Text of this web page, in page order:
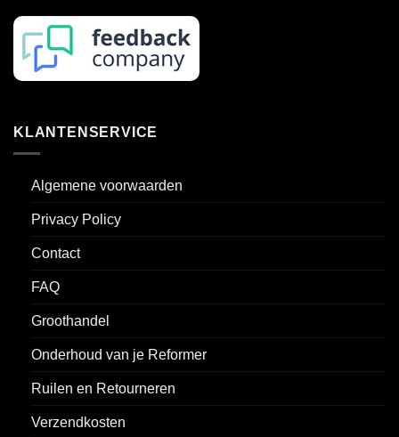
KLANTENSERVICE
Algemene voorwaarden
Privacy Policy
Contact
FAQ
Groothandel
Onderhoud van je Reformer
Ruilen en Retourneren
Verzendkosten